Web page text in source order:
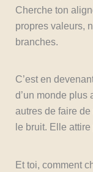
Cherche ton
propres valeurs,
branches.
C’est en
d’un monde plus
autres de faire de
le bruit. Elle
Et toi, comment